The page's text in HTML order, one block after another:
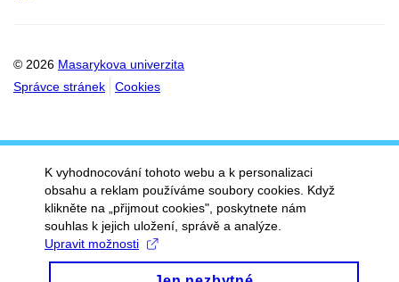
© 2026 Masarykova univerzita
Správce stránek
Cookies
K vyhodnocování tohoto webu a k personalizaci
obsahu a reklam používáme soubory cookies. Když
klikněte na „přijmout cookies", poskytnete nám
souhlas k jejich uložení, správě a analýze.
Upravit možnosti